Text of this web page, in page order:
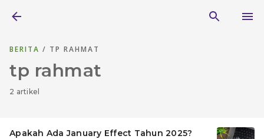
BERITA / TP RAHMAT
tp rahmat
2 artikel
Apakah Ada January Effect Tahun 2025?